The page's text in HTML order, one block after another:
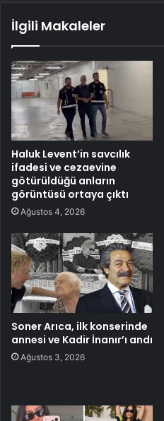
İlgili Makaleler
Haluk Levent’in savcılık
ifadesi ve cezaevine
götürüldüğü anların
görüntüsü ortaya çıktı
Ağustos 4, 2026
Soner Arıca, ilk konserinde
annesi ve Kadir İnanır’ı andı
Ağustos 3, 2026